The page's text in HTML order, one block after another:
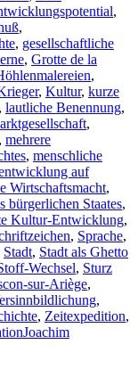
,
,
, gesellschaftliche
, Grotte de la
,
, Kultur, kurze
, lautliche Benennung,
,
, mehrere
, menschliche
auf
Wirtschaftsmacht,
bürgerlichen Staates,
Kultur-Entwicklung,
, Sprache,
Stadt, Stadt als Ghetto
Wechsel, Sturz
sur-Ariège,
,
, Zeitexpedition,
Joachim